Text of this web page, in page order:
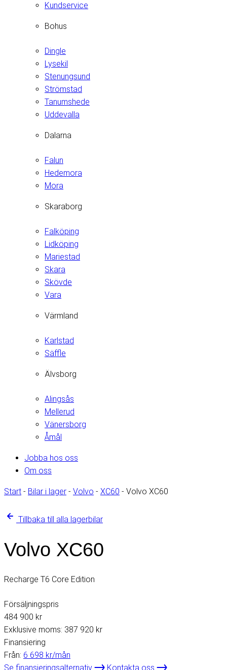
Kundservice
Bohus
Dingle
Lysekil
Stenungsund
Strömstad
Tanumshede
Uddevalla
Dalarna
Falun
Hedemora
Mora
Skaraborg
Falköping
Lidköping
Mariestad
Skara
Skövde
Vara
Värmland
Karlstad
Säffle
Älvsborg
Alingsås
Mellerud
Vänersborg
Åmål
Jobba hos oss
Om oss
Start - Bilar i lager - Volvo - XC60 - Volvo XC60
Tillbaka till alla lagerbilar
Volvo XC60
Recharge T6 Core Edition
Försäljningspris
484 900 kr
Exklusive moms: 387 920 kr
Finansiering
Från: 6 698 kr/mån
Se finansieringsalternativ
Kontakta oss